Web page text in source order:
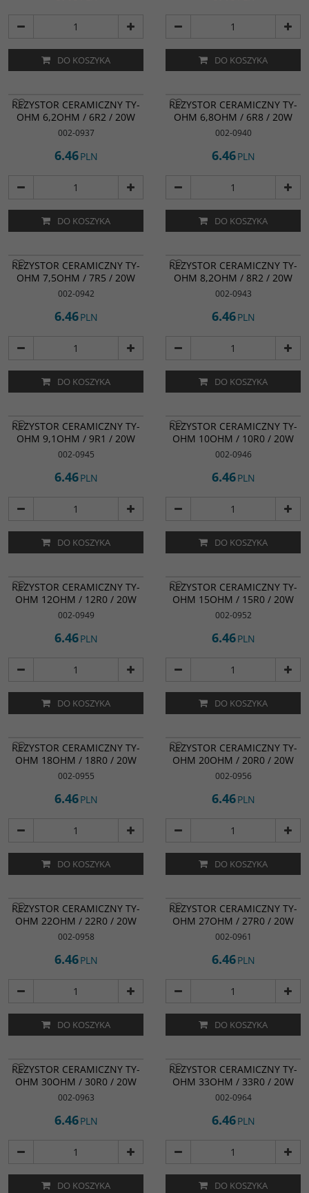
DO KOSZYKA DO KOSZYKA
REZYSTOR CERAMICZNY TY-
OHM 6,2OHM / 6R2 / 20W
002-0937
6.46PLN
DO KOSZYKA
REZYSTOR CERAMICZNY TY-
OHM 6,8OHM / 6R8 / 20W
002-0940
6.46PLN
DO KOSZYKA
REZYSTOR CERAMICZNY TY-
OHM 7,5OHM / 7R5 / 20W
002-0942
6.46PLN
DO KOSZYKA
REZYSTOR CERAMICZNY TY-
OHM 8,2OHM / 8R2 / 20W
002-0943
6.46PLN
DO KOSZYKA
REZYSTOR CERAMICZNY TY-
OHM 9,1OHM / 9R1 / 20W
002-0945
6.46PLN
DO KOSZYKA
REZYSTOR CERAMICZNY TY-
OHM 10OHM / 10R0 / 20W
002-0946
6.46PLN
DO KOSZYKA
REZYSTOR CERAMICZNY TY-
OHM 12OHM / 12R0 / 20W
002-0949
6.46PLN
DO KOSZYKA
REZYSTOR CERAMICZNY TY-
OHM 15OHM / 15R0 / 20W
002-0952
6.46PLN
DO KOSZYKA
REZYSTOR CERAMICZNY TY-
OHM 18OHM / 18R0 / 20W
002-0955
6.46PLN
DO KOSZYKA
REZYSTOR CERAMICZNY TY-
OHM 20OHM / 20R0 / 20W
002-0956
6.46PLN
DO KOSZYKA
REZYSTOR CERAMICZNY TY-
OHM 22OHM / 22R0 / 20W
002-0958
6.46PLN
DO KOSZYKA
REZYSTOR CERAMICZNY TY-
OHM 27OHM / 27R0 / 20W
002-0961
6.46PLN
DO KOSZYKA
REZYSTOR CERAMICZNY TY-
OHM 30OHM / 30R0 / 20W
002-0963
6.46PLN
DO KOSZYKA
REZYSTOR CERAMICZNY TY-
OHM 33OHM / 33R0 / 20W
002-0964
6.46PLN
DO KOSZYKA